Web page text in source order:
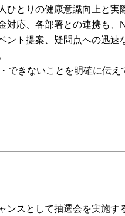
とりの健康意識向上と実
応、各部署との連携も
ト提案、疑問点への迅
できないことを明確に伝
スとして抽選会を実施